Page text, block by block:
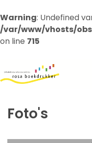
Warning: Undefined
/var/www/vhosts/
on line 715
Foto's